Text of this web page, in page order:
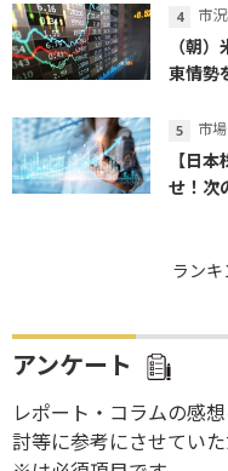
市
（朝
東情勢
市場
【日
せ！次
ランキ
アンケート
レポート・コラムの感
討等に参考にさせていた